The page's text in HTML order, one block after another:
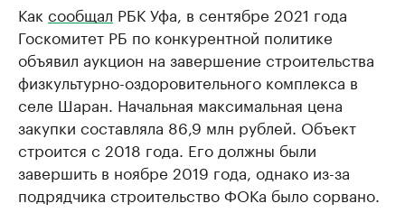
Как сообщал РБК Уфа, в сентябре 2021 года
Госкомитет РБ по конкурентной политике
объявил аукцион на завершение строительства
физкультурно-оздоровительного комплекса в
селе Шаран. Начальная максимальная цена
закупки составляла 86,9 млн рублей. Объект
строится с 2018 года. Его должны были
завершить в ноябре 2019 года, однако из-за
подрядчика строительство ФОКа было сорвано.